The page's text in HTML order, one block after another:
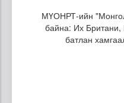
МҮОНРТ-ийн
байна: Их Британи,
батлан